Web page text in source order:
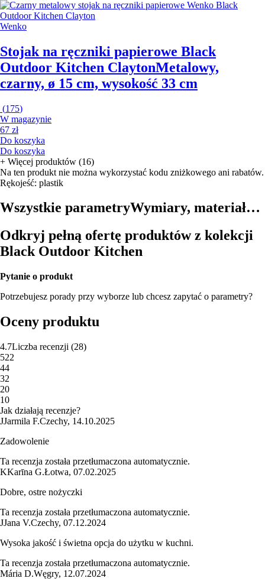
Wenko
Stojak na ręczniki papierowe Black
Outdoor Kitchen ClaytonMetalowy,
czarny, ø 15 cm, wysokość 33 cm
(175)
W magazynie
67 zł
Do koszyka
Do koszyka
+ Więcej produktów (16)
Na ten produkt nie można wykorzystać kodu zniżkowego ani rabatów.
Rękojeść: plastik
Wszystkie parametryWymiary, materiał…
Odkryj pełną ofertę produktów z kolekcji
Black Outdoor Kitchen
Pytanie o produkt
Potrzebujesz porady przy wyborze lub chcesz zapytać o parametry?
Oceny produktu
4.7Liczba recenzji (28)
522
44
32
20
10
Jak działają recenzje?
JJarmila F.Czechy, 14.10.2025
Zadowolenie
Ta recenzja została przetłumaczona automatycznie.
KKarīna G.Łotwa, 07.02.2025
Dobre, ostre nożyczki
Ta recenzja została przetłumaczona automatycznie.
JJana V.Czechy, 07.12.2024
Wysoka jakość i świetna opcja do użytku w kuchni.
Ta recenzja została przetłumaczona automatycznie.
Mária D.Węgry, 12.07.2024